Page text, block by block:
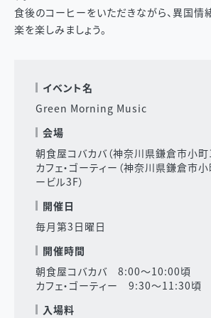
食後のコーヒーをいただきながら、異国情
楽を楽しみましょう。
イベント名
Green Morning Music
会場
朝食屋コバカバ（神奈川県鎌倉市小町
カフェ・ゴーティー（神奈川県鎌倉市
ービル3F）
開催日
毎月第3日曜日
開催時間
朝食屋コバカバ 8:00〜10:00頃
カフェ・ゴーティー 9:30〜11:30頃
入場料